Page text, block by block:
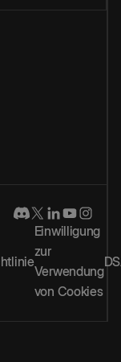
Einwilligung
zur
Verwendung
von Cookies